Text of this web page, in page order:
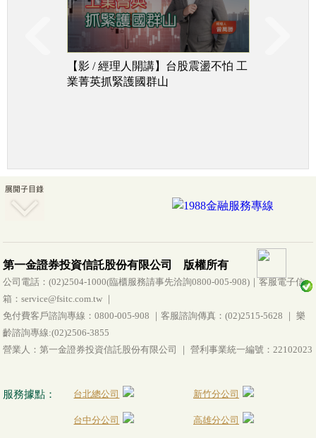
【影 / 經理人開講】台股震盪不怕 工
業菁英抓緊護國群山
第一金證券投資信託股份有限公司 版權所有
公司電話：(02)2504-1000(臨櫃服務請事先洽詢0800-005-908)｜客服電子信
箱：service@fsitc.com.tw ｜
免付費客戶諮詢專線：0800-005-908 ｜客服諮詢傳真：(02)2515-5628 ｜ 樂
齡諮詢專線:(02)2506-3855
營業人：第一金證券投資信託股份有限公司 ｜ 營利事業統一編號：22102023
服務據點： 台北總公司 新竹分公司
台中分公司 高雄分公司